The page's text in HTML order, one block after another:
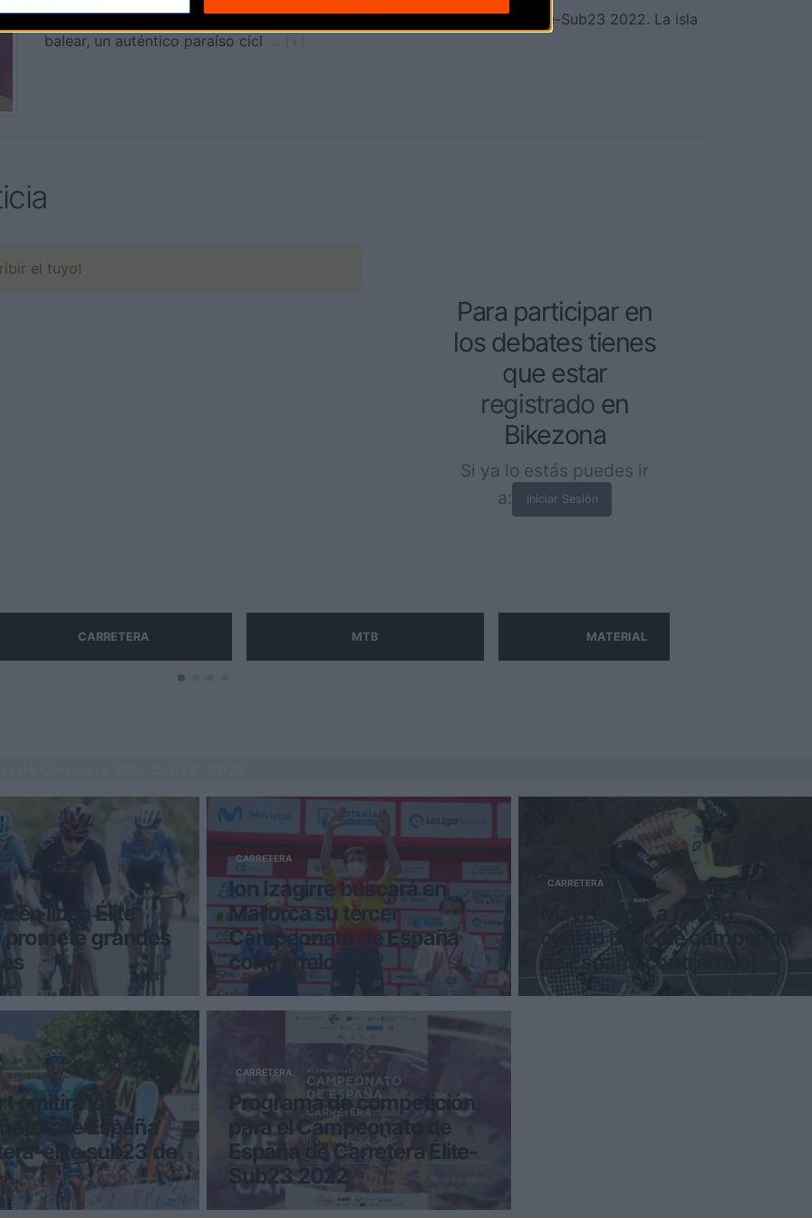
Mallorca acogerá el Campeonato de España de ciclismo en carretera Élite-Sub23 2022. La isla
balear, un auténtico paraíso cicl
el tuyo!
Para participar en
los debates tienes
que estar
registradoen
Bikezona
Si ya lo estás puedes ir
a:
Iniciar Sesión
CARRETERA MTB MATERIAL
en línea Élite
promete grandes
Carlos Rodríguez y
convertirse
en campeones de
CARRETERA
Ion Izagirre buscará en
Mallorca su tercer
Campeonato de España
contrarreloj
El ciclista vasco tratará de defender su
título de 2021 y obtener su tercer
entorchado nacional de la di
CARRETERA
Mavi García a por su
cuarto título de campeona
de España contrarreloj
El Campeonato de España de Ciclismo
emitirá los
de España
elite sub23 de
de España de Ciclismo
CARRETERA
Programa de competición
para el Campeonato de
España de Carretera Élite-
Sub23 2022
La Real Federación Española de